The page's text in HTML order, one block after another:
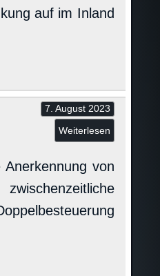
auf im Inland
7. August 2023
Weiterlesen
von